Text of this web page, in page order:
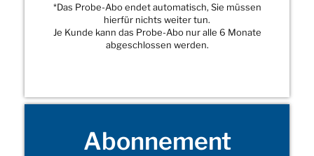
*Das Probe-Abo endet automatisch, Sie müssen
hierfür nichts weiter tun.
Je Kunde kann das Probe-Abo nur alle 6 Monate
abgeschlossen werden.
Abonnement